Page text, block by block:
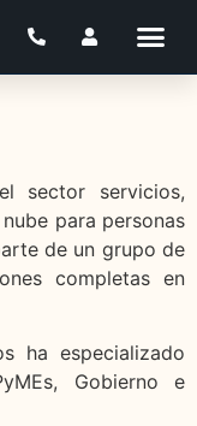
sector servicios,
para personas
de un grupo de
completas en
ha especializado
Gobierno e